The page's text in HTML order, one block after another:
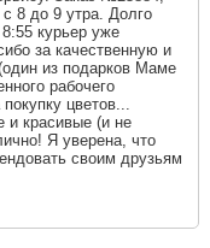
8 до 9 утра. Долго
курьер уже
за качественную и
из подарков Маме
рабочего
цветов...
и красивые (и не
Я уверена, что
своим друзьям